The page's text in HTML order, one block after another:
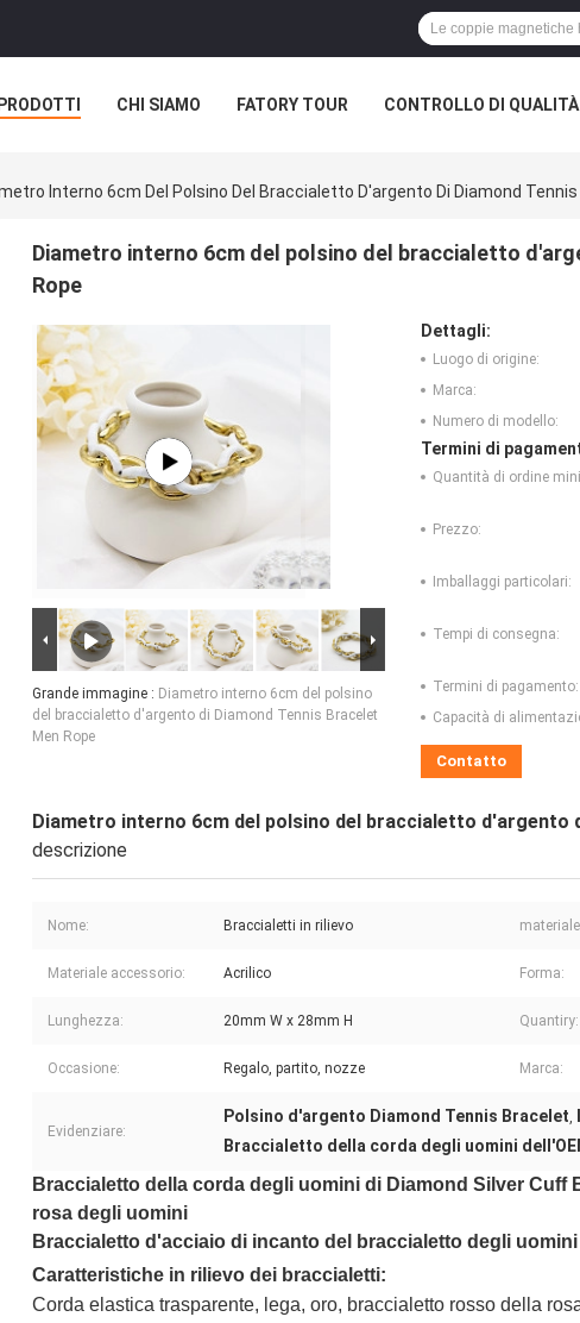
PRODOTTI CHI SIAMO FATORY TOUR CONTROLLO DI QUALITÀ
Interno 6cm Del Polsino Del Braccialetto D'argento Di Diamond
Diametro interno 6cm del polsino del braccialetto
Rope
Grande immagine : Diametro interno 6cm del polsino
del braccialetto d'argento di Diamond Tennis Bracelet
Men Rope
Dettagli:
Luogo di origine:
Marca:
Numero di modello:
Termini di
Quantità di ordine
Prezzo:
Imballaggi particolari:
Tempi di consegna:
Termini di pagamento:
Capacità di
Contatto
Diametro interno 6cm del polsino del braccialetto d'argento
descrizione
Nome: Braccialetti in rilievo
Materiale accessorio: Acrilico Forma:
Lunghezza: 20mm W x 28mm H Quantiry:
Occasione: Regalo, partito, nozze Marca:
Evidenziare:
Polsino d'argento Diamond Tennis Bracelet,
Braccialetto della corda degli uomini
Braccialetto della corda degli uomini di Diamond Silver Cuff
rosa degli uomini
Braccialetto d'acciaio di incanto del braccialetto degli uomini
Caratteristiche in rilievo dei braccialetti:
Corda elastica trasparente, lega, oro, braccialetto rosso della